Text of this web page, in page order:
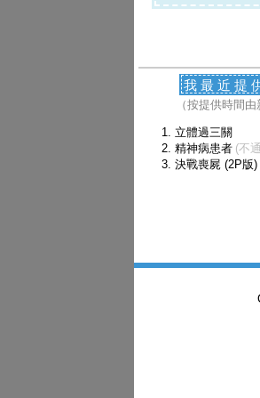
我最近提
（按提供時間由
立體過三關
精神病患者 (不
決戰喪屍 (2P版)